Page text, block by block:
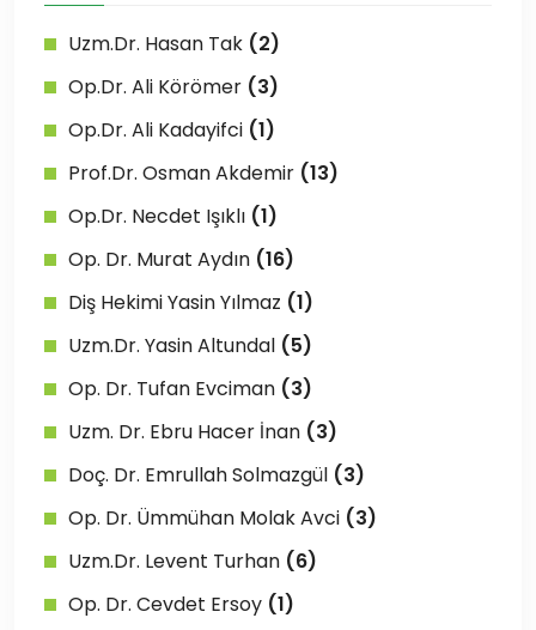
Uzm.Dr. Hasan Tak (2)
Op.Dr. Ali Körömer (3)
Op.Dr. Ali Kadayifci (1)
Prof.Dr. Osman Akdemir (13)
Op.Dr. Necdet Işıklı (1)
Op. Dr. Murat Aydın (16)
Diş Hekimi Yasin Yılmaz (1)
Uzm.Dr. Yasin Altundal (5)
Op. Dr. Tufan Evciman (3)
Uzm. Dr. Ebru Hacer İnan (3)
Doç. Dr. Emrullah Solmazgül (3)
Op. Dr. Ümmühan Molak Avci (3)
Uzm.Dr. Levent Turhan (6)
Op. Dr. Cevdet Ersoy (1)